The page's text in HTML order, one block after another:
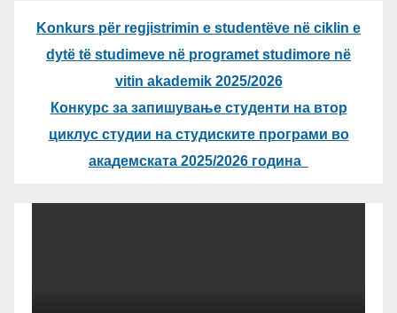
Konkurs për regjistrimin e studentëve në ciklin e
dytë të studimeve në programet studimore në
vitin akademik 2025/2026
Конкурс за запишување студенти на втор
циклус студии на студиските програми во
академската 2025/2026 година